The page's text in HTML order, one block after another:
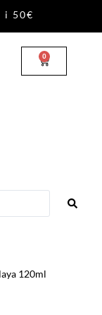
i 50€
0
120ml